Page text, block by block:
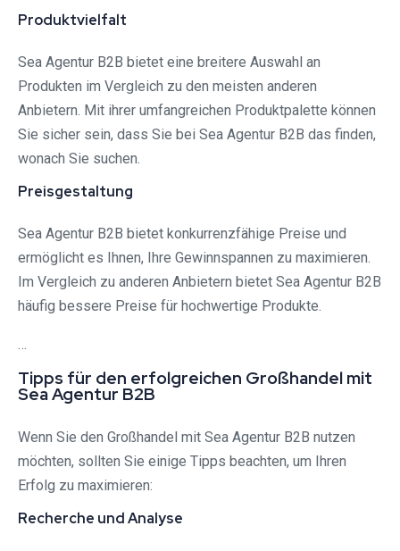
Produktvielfalt
Sea Agentur B2B bietet eine breitere Auswahl an
Produkten im Vergleich zu den meisten anderen
Anbietern. Mit ihrer umfangreichen Produktpalette können
Sie sicher sein, dass Sie bei Sea Agentur B2B das finden,
wonach Sie suchen.
Preisgestaltung
Sea Agentur B2B bietet konkurrenzfähige Preise und
ermöglicht es Ihnen, Ihre Gewinnspannen zu maximieren.
Im Vergleich zu anderen Anbietern bietet Sea Agentur B2B
häufig bessere Preise für hochwertige Produkte.
…
Tipps für den erfolgreichen Großhandel mit
Sea Agentur B2B
Wenn Sie den Großhandel mit Sea Agentur B2B nutzen
möchten, sollten Sie einige Tipps beachten, um Ihren
Erfolg zu maximieren:
Recherche und Analyse